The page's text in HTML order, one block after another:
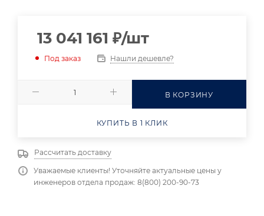
13 041 161 ₽/шт
Под заказ Нашли дешевле?
В КОРЗИНУ
КУПИТЬ В 1 КЛИК
Рассчитать доставку
Уважаемые клиенты! Уточняйте актуальные цены у
инженеров отдела продаж: 8(800) 200-90-73